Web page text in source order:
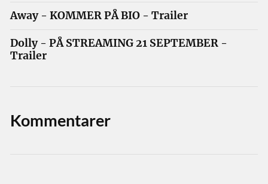
Away - KOMMER PÅ BIO - Trailer
Dolly - PÅ STREAMING 21 SEPTEMBER -
Trailer
Kommentarer